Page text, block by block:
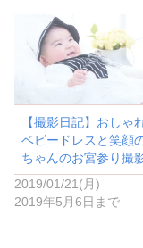
ド
ウ
で
開
き
ま
【撮影日記】おしゃ
ベビードレスと笑顔
ちゃんのお宮参り撮
2019/01/21(月)
2019年5月6日まで